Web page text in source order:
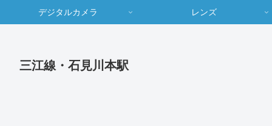
デジタルカメラ レンズ
三江線・石見川本駅